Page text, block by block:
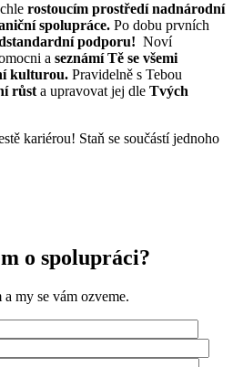
rostoucím prostředí nadnárodní
spolupráce. Po dobu prvních
podporu! Noví
a seznámí Tě se všemi
kulturou. Pravidelně s Tebou
růst a upravovat jej dle Tvých
kariérou! Staň se součástí jednoho
o spolupráci?
a my se vám ozveme.